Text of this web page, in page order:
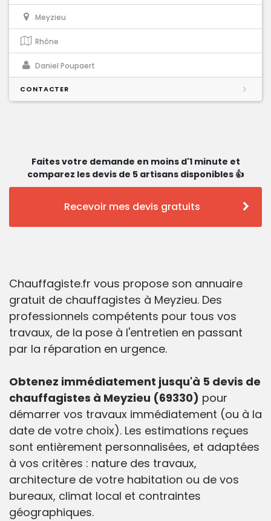
Meyzieu
Rhône
Daniel Poupaert
CONTACTER
Faites votre demande en moins d'1 minute et
comparez les devis de 5 artisans disponibles 👍
Recevoir mes devis gratuits
Chauffagiste.fr vous propose son annuaire
gratuit de chauffagistes à Meyzieu. Des
professionnels compétents pour tous vos
travaux, de la pose à l'entretien en passant
par la réparation en urgence.
Obtenez immédiatement jusqu'à 5 devis de
chauffagistes à Meyzieu (69330) pour
démarrer vos travaux immédiatement (ou à la
date de votre choix). Les estimations reçues
sont entièrement personnalisées, et adaptées
à vos critères : nature des travaux,
architecture de votre habitation ou de vos
bureaux, climat local et contraintes
géographiques.